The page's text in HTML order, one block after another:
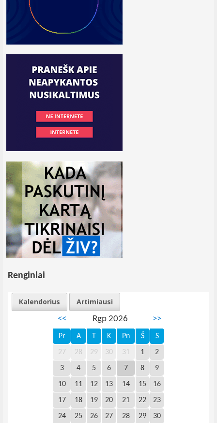
Renginiai
Kalendorius
Artimiausi
<<
Rgp 2026 >>
Pr A T K Pn Š S
27 28 29 30 31 1 2
3 4 5 6 7 8 9
10 11 12 13 14 15 16
17 18 19 20 21 22 23
24 25 26 27 28 29 30